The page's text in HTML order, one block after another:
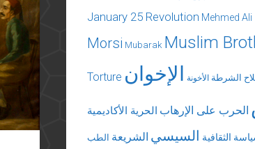
January 25 Revolution Mehmed Ali
Morsi Mubarak Muslim
Torture الشرطة الأخونة الإخوان
الحرب على الإرهاب الحرية الأكاديمية
الثقافية السيسي الشريعة الطب